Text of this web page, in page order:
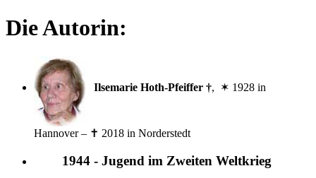
Die Autorin:
Ilsemarie Hoth-Pfeiffer †, ✶ 1928 in
Hannover – ✝ 2018 in Norderstedt
1944 - Jugend im Zweiten Weltkrieg